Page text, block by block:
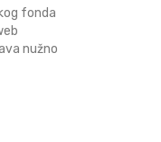
fonda
nužno